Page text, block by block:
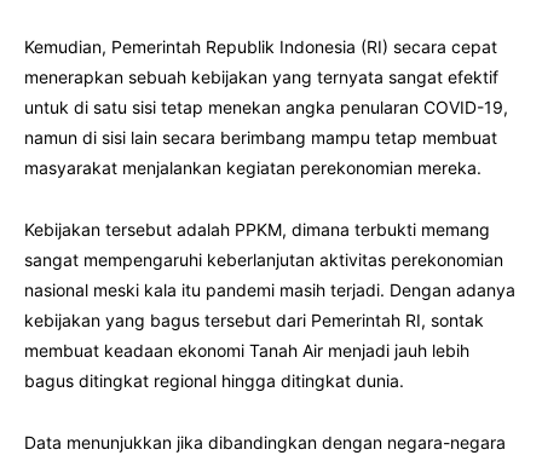
Kemudian, Pemerintah Republik Indonesia (RI) secara cepat
menerapkan sebuah kebijakan yang ternyata sangat efektif
untuk di satu sisi tetap menekan angka penularan COVID-19,
namun di sisi lain secara berimbang mampu tetap membuat
masyarakat menjalankan kegiatan perekonomian mereka.
Kebijakan tersebut adalah PPKM, dimana terbukti memang
sangat mempengaruhi keberlanjutan aktivitas perekonomian
nasional meski kala itu pandemi masih terjadi. Dengan adanya
kebijakan yang bagus tersebut dari Pemerintah RI, sontak
membuat keadaan ekonomi Tanah Air menjadi jauh lebih
bagus ditingkat regional hingga ditingkat dunia.
Data menunjukkan jika dibandingkan dengan negara-negara